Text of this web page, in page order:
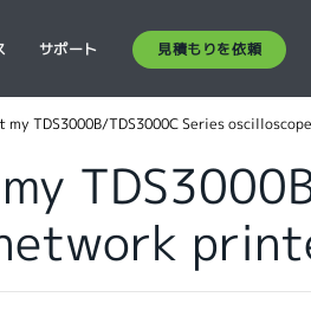
サポート 見積もりを依頼
my TDS3000B/TDS3000C Series